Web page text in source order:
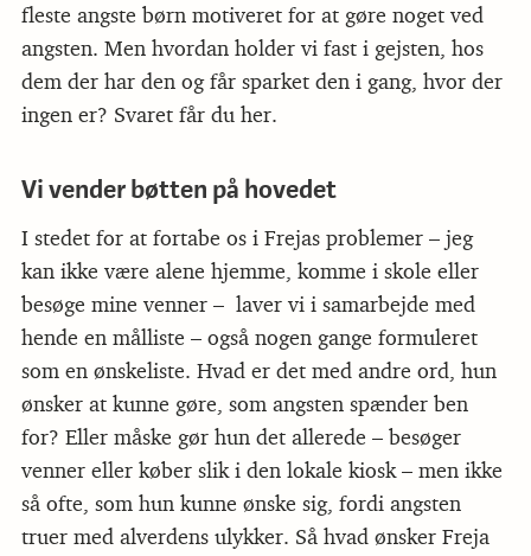
fleste angste børn motiveret for at gøre noget ved
angsten. Men hvordan holder vi fast i gejsten, hos
dem der har den og får sparket den i gang, hvor der
ingen er? Svaret får du her.
Vi vender bøtten på hovedet
I stedet for at fortabe os i Frejas problemer – jeg
kan ikke være alene hjemme, komme i skole eller
besøge mine venner – laver vi i samarbejde med
hende en målliste – også nogen gange formuleret
som en ønskeliste. Hvad er det med andre ord, hun
ønsker at kunne gøre, som angsten spænder ben
for? Eller måske gør hun det allerede – besøger
venner eller køber slik i den lokale kiosk – men ikke
så ofte, som hun kunne ønske sig, fordi angsten
truer med alverdens ulykker. Så hvad ønsker Freja